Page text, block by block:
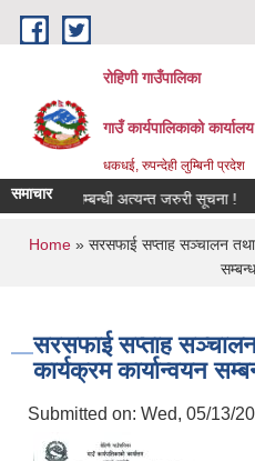
Skip to main content
रोहिणी गाउँपालिका
गाउँ कार्यपालिकाको कार्यालय
धकधई, रुपन्देही लुम्बिनी प्रदेश
समाचारसम्बन्धी अत्यन्त जरुरी सूचना !
You are here
Home » सरसफाई सप्ताह सञ्चालन तथा
सरसफाई सप्ताह
कार्यक्रम कार्यान्वयन
Submitted on: Wed, 05/13/